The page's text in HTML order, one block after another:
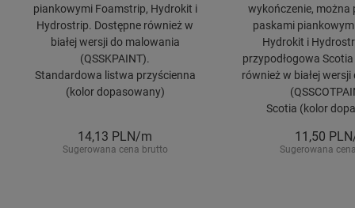
piankowymi Foamstrip, Hydrokit i
Hydrostrip. Dostępne również w
białej wersji do malowania
(QSSKPAINT).
Standardowa listwa przyścienna
(kolor dopasowany)
14,13 PLN/m
Sugerowana cena brutto
wykończenie, można
paskami
Hydrokit i
przypodłogowa
również w białej
Scotia (kolor
11,50
Sugerowana